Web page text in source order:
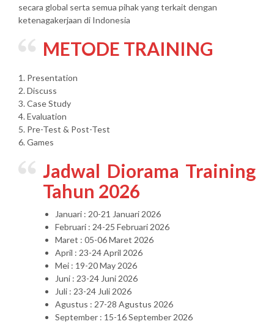
secara global serta semua pihak yang terkait dengan
ketenagakerjaan di Indonesia
METODE TRAINING
1. Presentation
2. Discuss
3. Case Study
4. Evaluation
5. Pre-Test & Post-Test
6. Games
Jadwal Diorama Training
Tahun 2026
Januari : 20-21 Januari 2026
Februari : 24-25 Februari 2026
Maret : 05-06 Maret 2026
April : 23-24 April 2026
Mei : 19-20 May 2026
Juni : 23-24 Juni 2026
Juli : 23-24 Juli 2026
Agustus : 27-28 Agustus 2026
September : 15-16 September 2026